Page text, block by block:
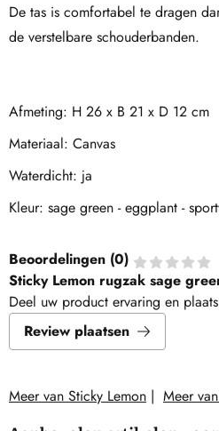
De tas is comfortabel te dragen
de verstelbare schouderbanden.
Afmeting: H 26 x B 21 x D 12 cm
Materiaal: Canvas
Waterdicht: ja
Kleur: sage green - eggplant -
Beoordelingen (0)
Sticky Lemon rugzak sage
Deel uw product ervaring en
Review plaatsen
Meer van Sticky Lemon | Meer